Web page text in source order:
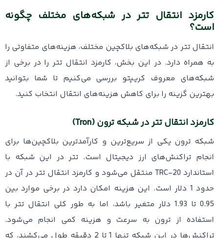
کارمزد انتقال تتر در شبکه‌های مختلف چگونه
است؟
انتقال تتر در شبکه‌های بلاکچین مختلف، هزینه‌های متفاوتی را
به همراه دارد. در این بخش، کارمزد انتقال تتر را در برخی از
شبکه‌های معروف کریپتو بررسی می‌کنیم تا شما بتوانید
بهترین گزینه را برای کاهش هزینه‌های انتقال انتخاب کنید.
کارمزد انتقال تتر در شبکه ترون (Tron)
شبکه ترون یکی از سریع‌ترین و کارآمدترین بلا‌کچین‌ها برای
انجام تراکنش‌های ارز دیجیتال است. تتر در این شبکه با
استاندارد TRC-20 منتقل می‌شود و کارمزد انتقال تتر در آن در
حدود 1 دلار است. این هزینه امکان دارد در برخی موارد بین
0.95 تا 1.93 دلار متغیر باشد، اما به طور کلی انتقال تتر با
استفاده از ترون به سرعت و هزینه کمی انجام می‌شود.